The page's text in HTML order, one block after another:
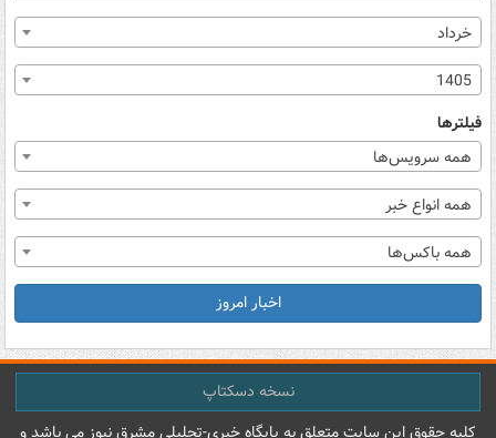
خرداد
1405
فیلترها
همه سرویس‌ها
همه انواع خبر
همه باکس‌ها
اخبار امروز
نسخه دسکتاپ
کليه حقوق اين سايت متعلق به پایگاه خبري-تحليلي مشرق نيوز می باشد و